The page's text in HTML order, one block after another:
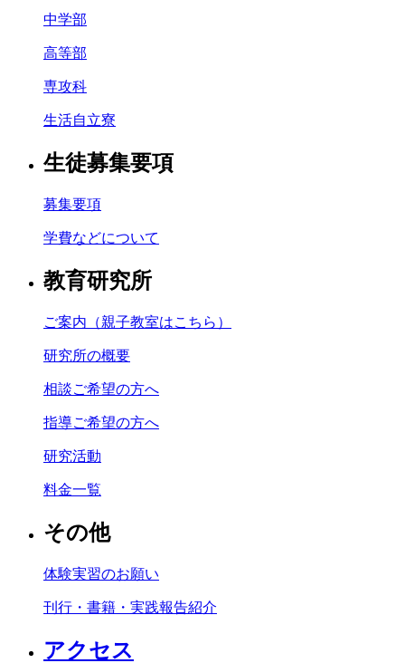
中学部
高等部
専攻科
生活自立寮
生徒募集要項
募集要項
学費などについて
教育研究所
ご案内（親子教室はこちら）
研究所の概要
相談ご希望の方へ
指導ご希望の方へ
研究活動
料金一覧
その他
体験実習のお願い
刊行・書籍・実践報告紹介
アクセス